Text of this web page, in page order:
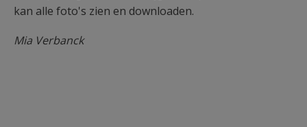
kan alle foto's zien en downloaden.
Mia Verbanck